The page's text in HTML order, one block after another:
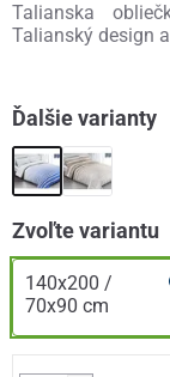
Talianska
Talianský design
Ďalšie varianty
Zvoľte variantu
140x200 /
70x90 cm